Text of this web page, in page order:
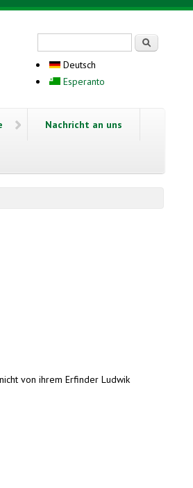
Deutsch
Esperanto
Nachricht an uns
von ihrem Erfinder Ludwik